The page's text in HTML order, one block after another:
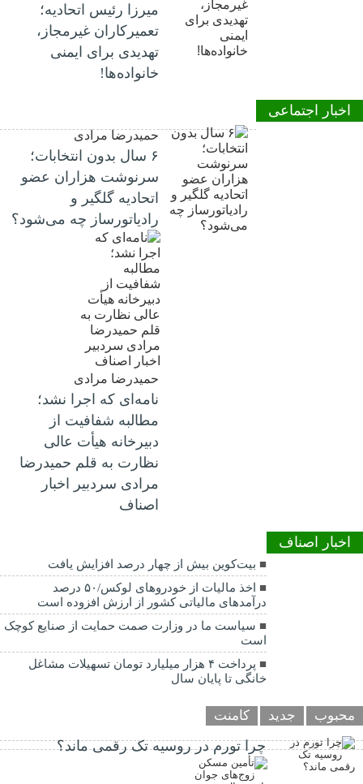
میرزا رئیس اتحادیه؛
تعمیرکاران غیرمجاز،
تهدیدی برای ایمنی
خانواده‌ها!
اخبار اجتماعی
حمیدرضا مرادی
۶ سال بدون انتخابات؛
سرنوشت هزاران عضو
اتحادیه گلگیر و
رادیاتورساز چه می‌شود؟
حمیدرضا مرادی
نامه‌ای که اجرا نشد؛
مطالبه شفافیت از
دبیرخانه هیأت عالی
نظارت به قلم حمیدرضا
مرادی سردبیر اخبار
اصناف
اخبار اصناف
بیت‌کوین بیش از چهار درصد افزایش یافت
اخذ مالیات از خودروهای لوکس/۵۰ درصد
درآمدهای مالیاتی کشور از ارزش افزوده است
سیاست ما در وزارت صمت حمایت از صنایع کوچک
است
پرداخت ۴ هزار میلیارد تومان تسهیلات مشاغل
خانگی تا پایان سال
محبوب جدید کامنت
چرا تورم در روسیه تک رقمی ماند؟